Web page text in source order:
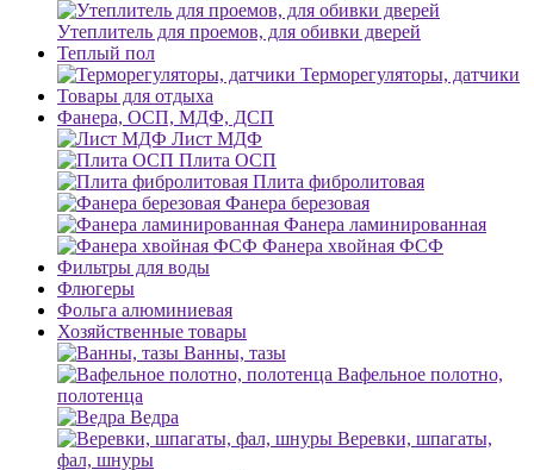
Утеплитель для проемов, для обивки дверей
Теплый пол
Терморегуляторы, датчики
Товары для отдыха
Фанера, ОСП, МДФ, ДСП
Лист МДФ
Плита ОСП
Плита фибролитовая
Фанера березовая
Фанера ламинированная
Фанера хвойная ФСФ
Фильтры для воды
Флюгеры
Фольга алюминиевая
Хозяйственные товары
Ванны, тазы
Вафельное полотно,
полотенца
Ведра
Веревки, шпагаты,
фал, шнуры